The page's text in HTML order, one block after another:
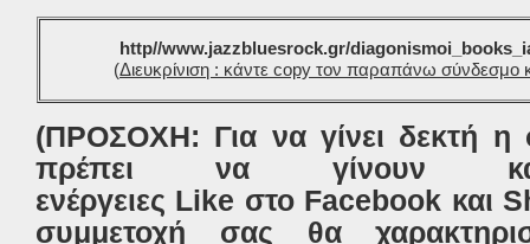
http//www.jazzbluesrock.gr/diagonismoi books
(Διευκρίνιση : κάντε copy τον παραπάνω σύνδεσμο
(ΠΡΟΣΟΧΗ: Για να γίνει δεκτή η
πρέπει να γίνουν
ενέργειες Like στοFacebook και
συμμετοχή σας θα